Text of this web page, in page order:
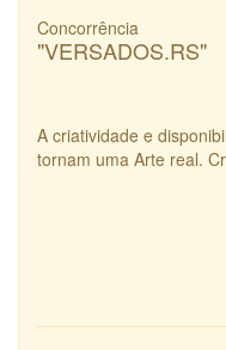
Concorrência
"VERSADOS.RS"
A criatividade e
tornam uma Arte real.